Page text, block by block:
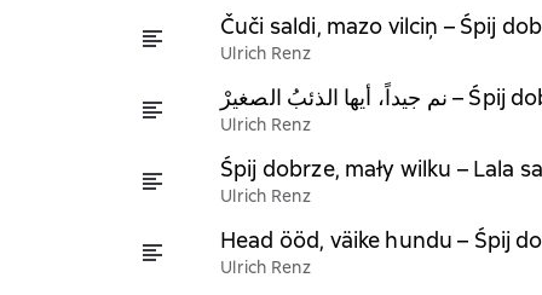
Čuči saldi, mazo vilciņ – Śpij
Ulrich Renz
Ulrich Renz
Śpij dobrze, mały wilku – Lala
Ulrich Renz
Head ööd, väike hundu – Śpij
Ulrich Renz